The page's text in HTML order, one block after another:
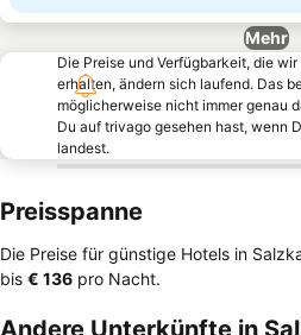
Mehr
Die Preise und Verfügbarkeit, die
erhalten, ändern sich laufend. Das
möglicherweise nicht immer genau
Du auf trivago gesehen hast, wenn
landest.
Preisspanne
Die Preise für günstige Hotels in
bis ‎€ 136 pro Nacht.
Andere Unterkünfte in